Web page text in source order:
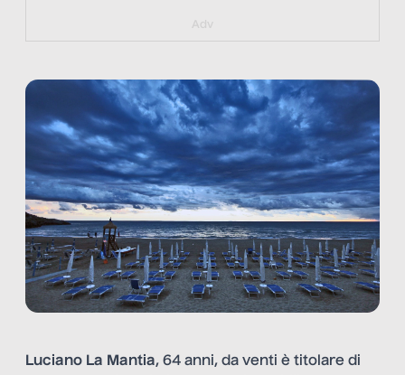
https://bit.ly/muster_aggiornamento
Adv
Luciano La Mantia, 64 anni, da venti è titolare di